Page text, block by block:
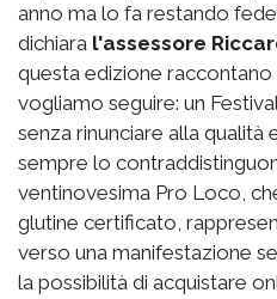
anno ma lo fa restando
dichiara l'assessore
questa edizione
vogliamo seguire: un
senza rinunciare alla qualità
sempre lo
ventinovesima Pro Loco,
glutine certificato,
verso una manifestazione
la possibilità di acquistare